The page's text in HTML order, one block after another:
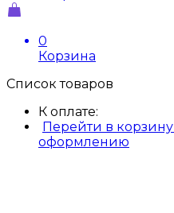
0
Корзина
Список товаров
К оплате:
Перейти в корзину
оформлению